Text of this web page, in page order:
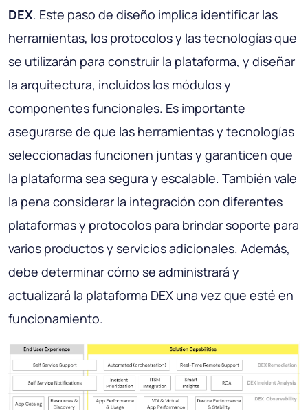
DEX. Este paso de diseño implica identificar las
herramientas, los protocolos y las tecnologías que
se utilizarán para construir la plataforma, y ​​diseñar
la arquitectura, incluidos los módulos y
componentes funcionales. Es importante
asegurarse de que las herramientas y tecnologías
seleccionadas funcionen juntas y garanticen que
la plataforma sea segura y escalable. También vale
la pena considerar la integración con diferentes
plataformas y protocolos para brindar soporte para
varios productos y servicios adicionales. Además,
debe determinar cómo se administrará y
actualizará la plataforma DEX una vez que esté en
funcionamiento.